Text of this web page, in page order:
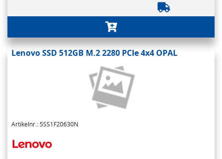
Lenovo SSD 512GB M.2 2280 PCIe 4x4 OPAL
Artikelnr.: 5SS1F20630N